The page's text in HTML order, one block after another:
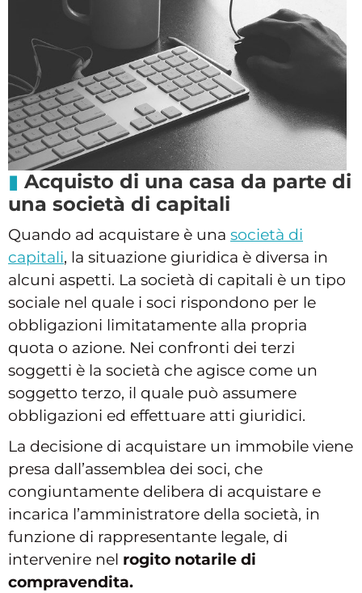
Acquisto di una casa da parte di
una società di capitali
Quando ad acquistare è una società di
capitali, la situazione giuridica è diversa in
alcuni aspetti. La società di capitali è un tipo
sociale nel quale i soci rispondono per le
obbligazioni limitatamente alla propria
quota o azione. Nei confronti dei terzi
soggetti è la società che agisce come un
soggetto terzo, il quale può assumere
obbligazioni ed effettuare atti giuridici.
La decisione di acquistare un immobile viene
presa dall’assemblea dei soci, che
congiuntamente delibera di acquistare e
incarica l’amministratore della società, in
funzione di rappresentante legale, di
intervenire nel rogito notarile di
compravendita.